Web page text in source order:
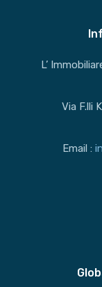
L’
Via F.lli
Email :